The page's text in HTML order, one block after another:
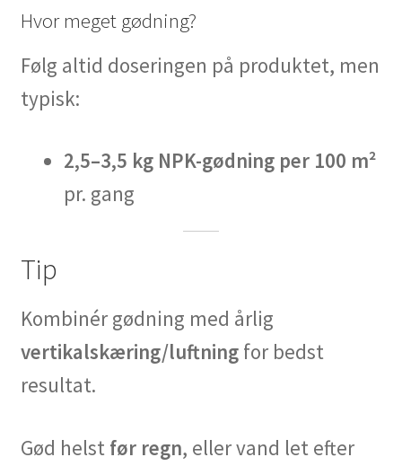
Hvor meget gødning?
Følg altid doseringen på produktet, men
typisk:
2,5–3,5 kg NPK-gødning per 100 m²
pr. gang
Tip
Kombinér gødning med årlig
vertikalskæring/luftningfor bedst
resultat.
Gød helst før regn, eller vand let efter